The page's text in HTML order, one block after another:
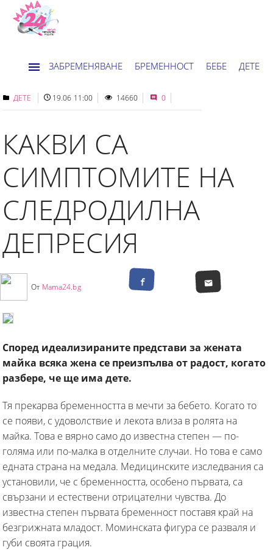
ЗАБРЕМЕНЯВАНЕ БРЕМЕННОСТ БЕБЕ ДЕТЕ
ДОМ НОВИНИ ХОРОСКОП
ДЕТЕ 19.06 11:00 14660 0
КАКВИ СА
СИМПТОМИТЕ НА
СЛЕДРОДИЛНА
ДЕПРЕСИЯ
От Mama24.bg
Според идеализираните представи за жената
майка всяка жена се преизпълва от радост, когато
разбере, че ще има дете.
Тя прекарва бременността в мечти за бебето. Когато то
се появи, с удоволствие и лекота влиза в ролята на
майка. Това е вярно само до известна степен — по-
голяма или по-малка в отделните случаи. Но това е само
едната страна на медала. Медицинските изследвания са
установили, че с бременността, особено първата, са
свързани и естествени отрицателни чувства. До
известна степен първата бременност поставя край на
безгрижната младост. Моминската фигура се разваля и
губи своята грация.